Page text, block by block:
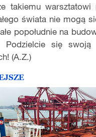
takiemu warsztatowi
świata nie mogą
popołudnie na
Podzielcie się swoją
(A.Z.)